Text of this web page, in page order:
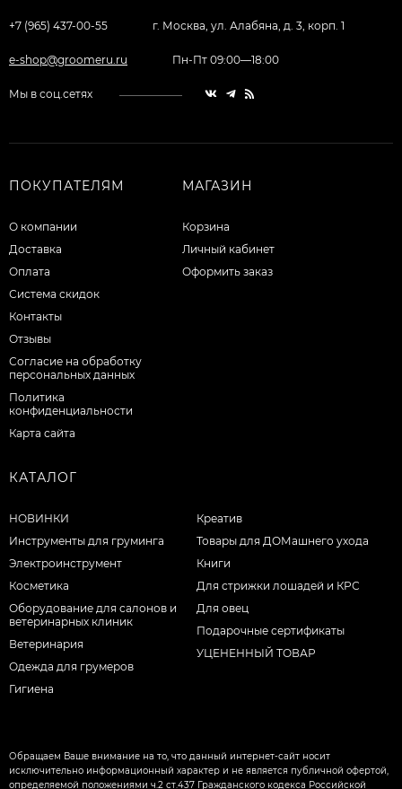
+7 (965) 437-00-55 г. Москва, ул. Алабяна, д. 3, корп. 1
e-shop@groomeru.ru Пн-Пт 09:00—18:00
Мы в соц.сетях
ПОКУПАТЕЛЯМ
О компании
Доставка
Оплата
Система скидок
Контакты
Отзывы
Согласие на обработку
персональных данных
Политика
конфиденциальности
Карта сайта
МАГАЗИН
Корзина
Личный кабинет
Оформить заказ
КАТАЛОГ
НОВИНКИ
Инструменты для груминга
Электроинструмент
Косметика
Оборудование для салонов и
ветеринарных клиник
Ветеринария
Одежда для грумеров
Гигиена
Креатив
Товары для ДОМашнего ухода
Книги
Для стрижки лошадей и КРС
Для овец
Подарочные сертификаты
УЦЕНЕННЫЙ ТОВАР
Обращаем Ваше внимание на то, что данный интернет-сайт носит
исключительно информационный характер и не является публичной офертой,
определяемой положениями ч.2 ст.437 Гражданского кодекса Российской